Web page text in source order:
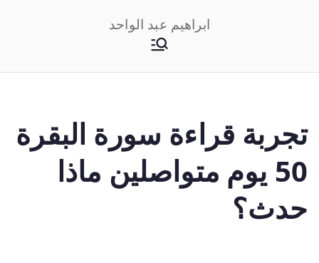
ابراهيم عبد الواحد
تجربة قراءة سورة البقرة
50 يوم متواصلين ماذا
حدث؟